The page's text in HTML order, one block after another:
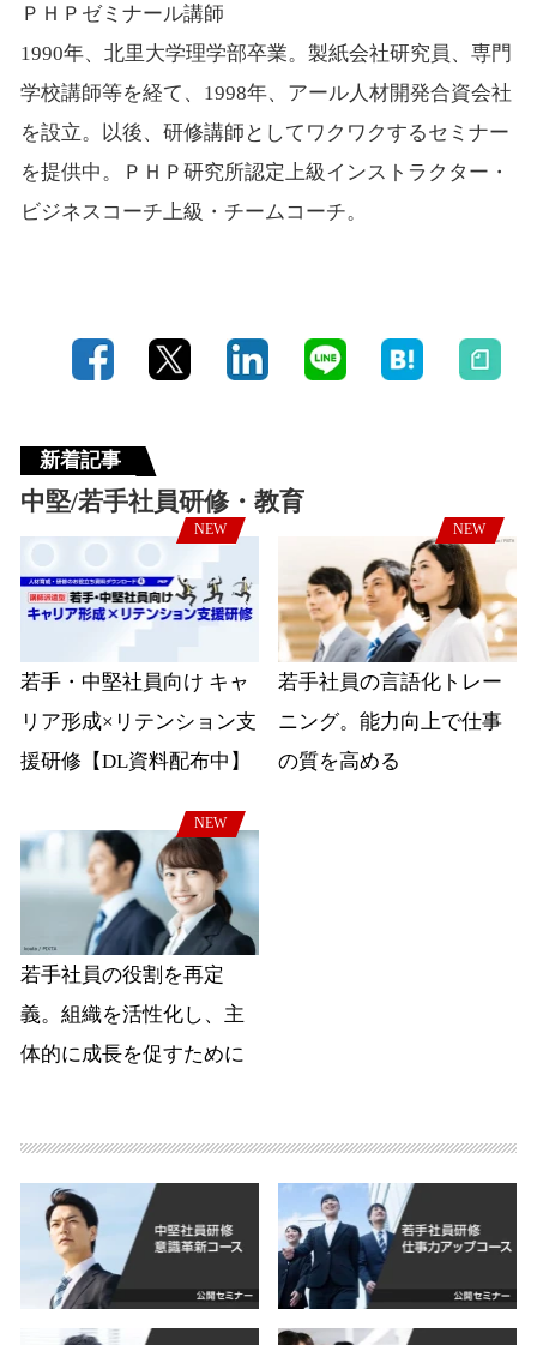
ＰＨＰゼミナール講師
1990年、北里大学理学部卒業。製紙会社研究員、専門
学校講師等を経て、1998年、アール人材開発合資会社
を設立。以後、研修講師としてワクワクするセミナー
を提供中。ＰＨＰ研究所認定上級インストラクター・
ビジネスコーチ上級・チームコーチ。
新着記事
中堅/若手社員研修・教育
NEW
若手・中堅社員向け キャ
リア形成×リテンション支
援研修【DL資料配布中】
NEW
若手社員の言語化トレー
ニング。能力向上で仕事
の質を高める
NEW
若手社員の役割を再定
義。組織を活性化し、主
体的に成長を促すために